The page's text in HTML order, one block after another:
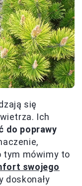
się
Ich
do poprawy
tym mówimy to
swojego
doskonały